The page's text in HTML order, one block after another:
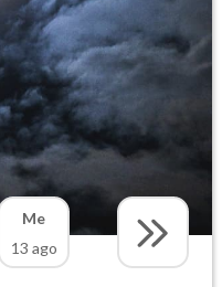
Me
13 ago